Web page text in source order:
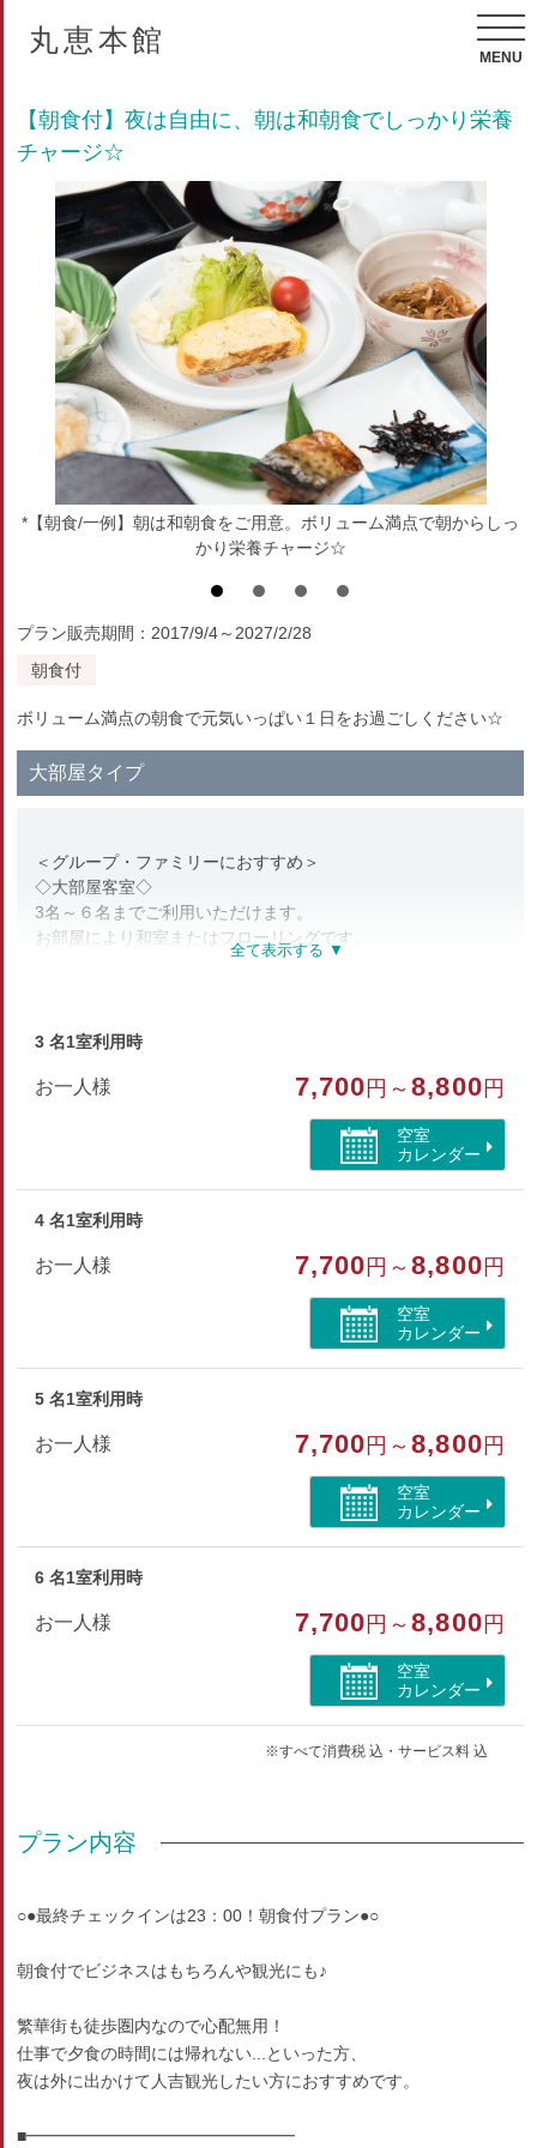
丸恵本館
MENU
【朝食付】夜は自由に、朝は和朝食でしっかり栄養
チャージ☆
*【朝食/一例】朝は和朝食をご用意。ボリューム満点で朝からしっ
かり栄養チャージ☆
プラン販売期間：2017/9/4～2027/2/28
朝食付
ボリューム満点の朝食で元気いっぱい１日をお過ごしください☆
大部屋タイプ
＜グループ・ファミリーにおすすめ＞
◇大部屋客室◇
3名～６名までご利用いただけます。
お部屋により和室またはフローリングです。
・インターネットは無線LAN接続
ー（貸出）
※バスはございませんので大浴場をご利用ください。
トイレ/喫煙/インターネットができる部屋
3 名1室利用時
お一人様 7,700 円～8,800 円
空室
カレンダー
4 名1室利用時
お一人様 7,700 円～8,800 円
空室
カレンダー
5 名1室利用時
お一人様 7,700 円～8,800 円
空室
カレンダー
6 名1室利用時
お一人様 7,700 円～8,800 円
空室
カレンダー
※すべて消費税 込・サービス料 込
プラン内容
○●最終チェックインは23：00！朝食付プラン●○
朝食付でビジネスはもちろんや観光にも♪
繁華街も徒歩圏内なので心配無用！
仕事で夕食の時間には帰れない...といった方、
夜は外に出かけて人吉観光したい方におすすめです。
■━━━━━━━━━━━━━━━━